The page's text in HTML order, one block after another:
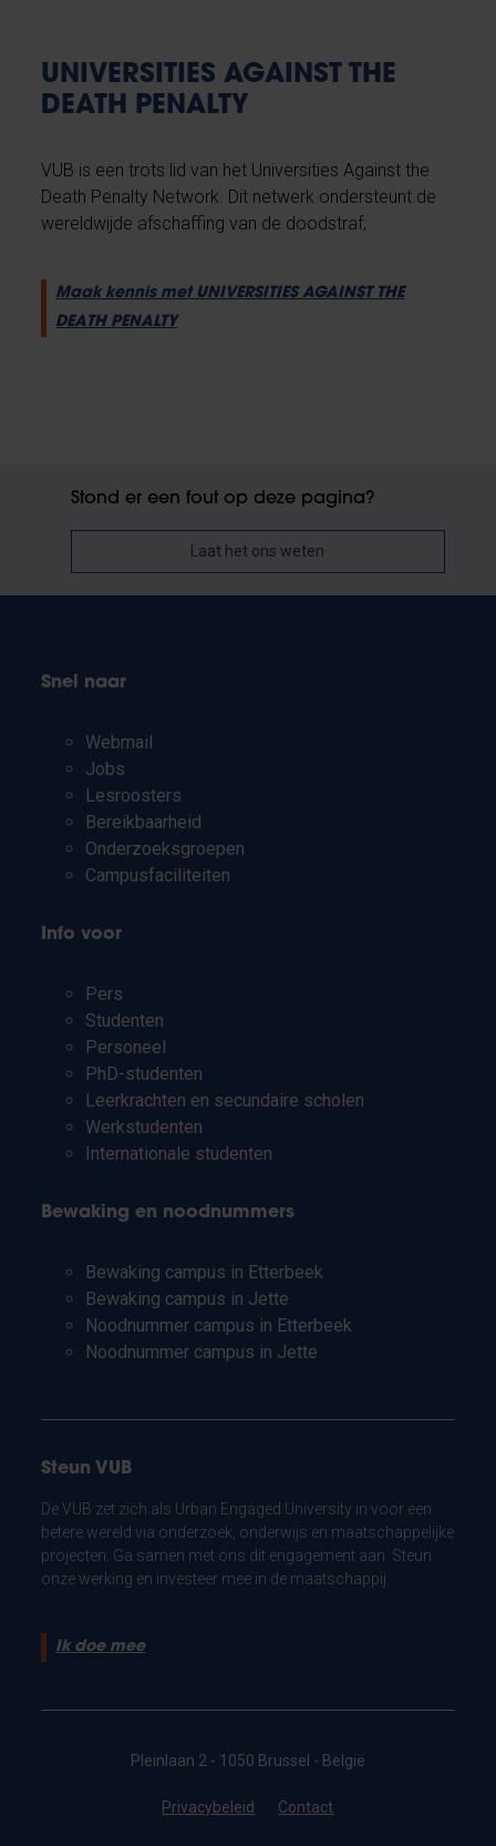
UNIVERSITIES AGAINST THE
DEATH PENALTY
VUB is een trots lid van het Universities Against the
Death Penalty Network. Dit netwerk ondersteunt de
wereldwijde afschaffing van de doodstraf;
Maak kennis met UNIVERSITIES AGAINST THE
DEATH PENALTY
Stond er een fout op deze pagina?
Laat het ons weten
Snel naar
Webmail
Jobs
Lesroosters
Bereikbaarheid
Onderzoeksgroepen
Campusfaciliteiten
Info voor
Pers
Studenten
Personeel
PhD-studenten
Leerkrachten en secundaire scholen
Werkstudenten
Internationale studenten
Bewaking en noodnummers
Bewaking campus in Etterbeek
Bewaking campus in Jette
Noodnummer campus in Etterbeek
Noodnummer campus in Jette
Steun VUB
De VUB zet zich als Urban Engaged University in voor een
betere wereld via onderzoek, onderwijs en maatschappelijke
projecten. Ga samen met ons dit engagement aan. Steun
onze werking en investeer mee in de maatschappij.
Ik doe mee
Pleinlaan 2 - 1050 Brussel - België
Privacybeleid Contact